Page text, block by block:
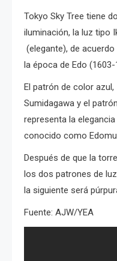
Tokyo Sky Tree tiene
iluminación, la luz tipo
(elegante), de
la época de Edo (1603-
El patrón de color
Sumidagawa y el
representa la
conocido como
Después de que la
los dos patrones de
la siguiente será
Fuente: AJW/YEA